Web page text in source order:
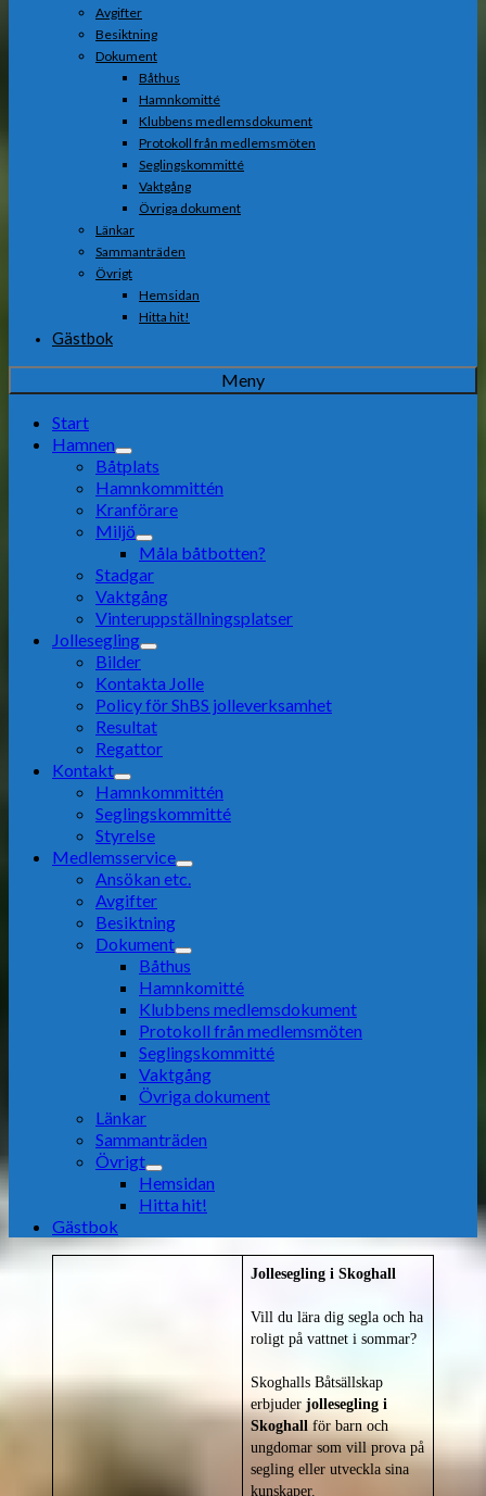
Avgifter
Besiktning
Dokument
Båthus
Hamnkomitté
Klubbens medlemsdokument
Protokoll från medlemsmöten
Seglingskommitté
Vaktgång
Övriga dokument
Länkar
Sammanträden
Övrigt
Hemsidan
Hitta hit!
Gästbok
Meny
Start
Hamnen
Båtplats
Hamnkommittén
Kranförare
Miljö
Måla båtbotten?
Stadgar
Vaktgång
Vinteruppställningsplatser
Jollesegling
Bilder
Kontakta Jolle
Policy för ShBS jolleverksamhet
Resultat
Regattor
Kontakt
Hamnkommittén
Seglingskommitté
Styrelse
Medlemsservice
Ansökan etc.
Avgifter
Besiktning
Dokument
Båthus
Hamnkomitté
Klubbens medlemsdokument
Protokoll från medlemsmöten
Seglingskommitté
Vaktgång
Övriga dokument
Länkar
Sammanträden
Övrigt
Hemsidan
Hitta hit!
Gästbok
Jollesegling i Skoghall
Vill du lära dig segla och ha
roligt på vattnet i sommar?
Skoghalls Båtsällskap
erbjuder jollesegling i
Skoghall för barn och
ungdomar som vill prova på
segling eller utveckla sina
kunskaper.